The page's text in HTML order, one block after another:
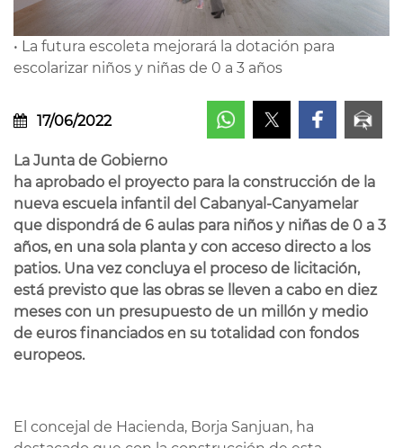
• La futura escoleta mejorará la dotación para
escolarizar niños y niñas de 0 a 3 años
17/06/2022
La Junta de Gobierno
ha aprobado el proyecto para la construcción de la
nueva escuela infantil del Cabanyal-Canyamelar
que dispondrá de 6 aulas para niños y niñas de 0 a 3
años, en una sola planta y con acceso directo a los
patios. Una vez concluya el proceso de licitación,
está previsto que las obras se lleven a cabo en diez
meses con un presupuesto de un millón y medio
de euros financiados en su totalidad con fondos
europeos.
El concejal de Hacienda, Borja Sanjuan, ha